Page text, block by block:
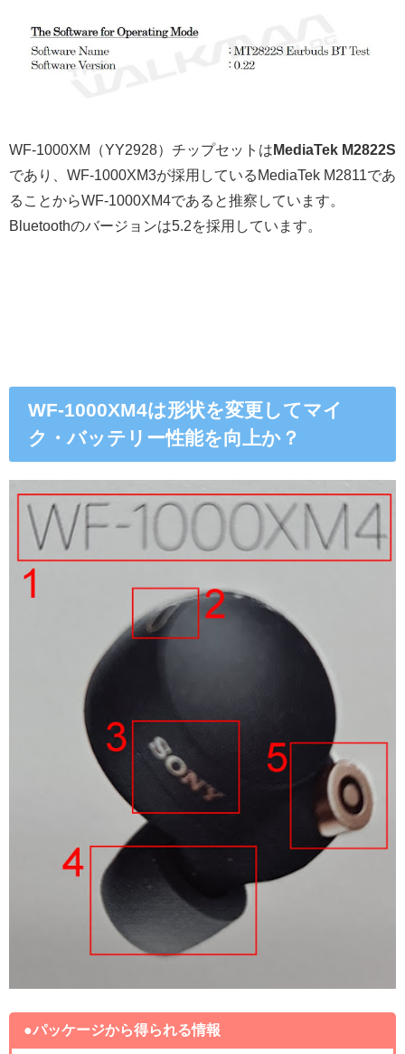
WF-1000XM（YY2928）チップセットは MediaTek M2822S
であり、WF-1000XM3が採用しているMediaTek M2811であ
ることからWF-1000XM4であると推察しています。
Bluetoothのバージョンは5.2を採用しています。
WF-1000XM4は形状を変更してマイ
ク・バッテリー性能を向上か？
●パッケージから得られる情報